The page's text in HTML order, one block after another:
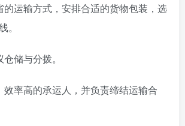
的运输方式，安排合适的货物包装，选
。
储与分拨。
效率高的承运人，并负责缔结运输合